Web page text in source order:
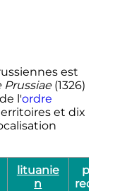
est
Prussiae(1326)
l'ordre
et dix
lituanie
n